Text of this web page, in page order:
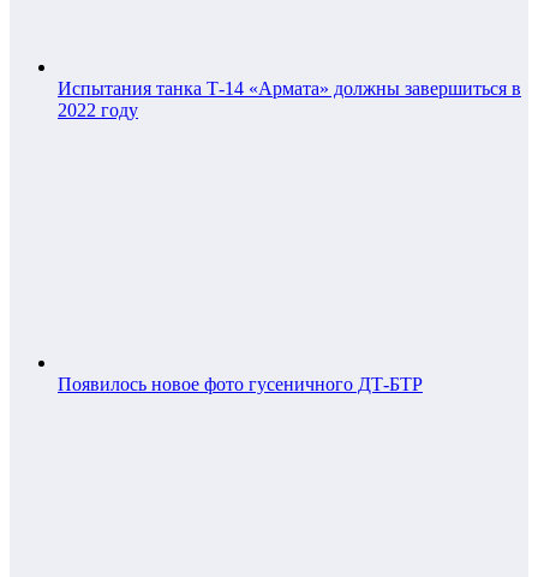
Испытания танка Т-14 «Армата» должны завершиться в
2022 году
Появилось новое фото гусеничного ДТ-БТР